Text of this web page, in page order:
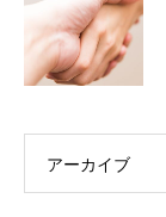
アーカイブ